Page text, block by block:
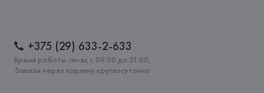
+375 (29) 633-2-633
Время работы: пн-вс с 09:00 до 21:00,
Заказы через корзину круглосуточно